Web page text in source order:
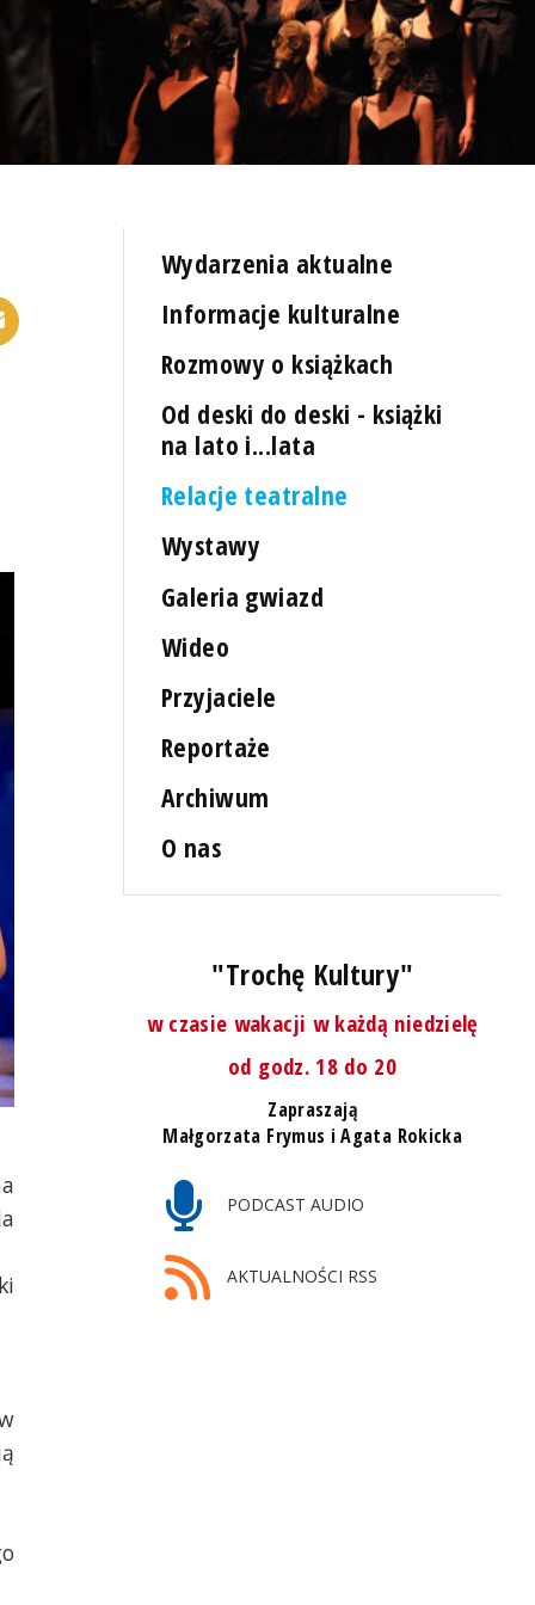
Wydarzenia aktualne
Informacje kulturalne
Rozmowy o książkach
Od deski do deski - książki
na lato i...lata
Relacje teatralne
Wystawy
Galeria gwiazd
Wideo
Przyjaciele
Reportaże
Archiwum
O nas
"Trochę Kultury"
w czasie wakacji w każdą niedzielę
od godz. 18 do 20
Zapraszają
Małgorzata Frymus i Agata Rokicka
PODCAST AUDIO
AKTUALNOŚCI RSS